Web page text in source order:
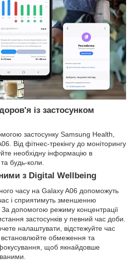
із застосунком
застосунку Samsung Health,
Від фітнес-трекінгу до моніторингу
необхідну інформацію в
будь-коли.
з Digital Wellbeing
часу на Galaxy A06 допоможуть
і сприятимуть зменшенню
За допомогою режиму концентрації
застосунків у певний час доби.
налаштувати, відстежуйте час
встановлюйте обмеження та
щоб якнайдовше